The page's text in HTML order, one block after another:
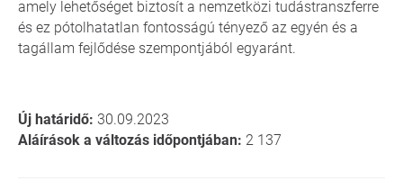
amely lehetőséget biztosít a nemzetközi tudástranszferre
és ez pótolhatatlan fontosságú tényező az egyén és a
tagállam fejlődése szempontjából egyaránt.
Új határidő: 30.09.2023
Aláírások a változás időpontjában: 2 137